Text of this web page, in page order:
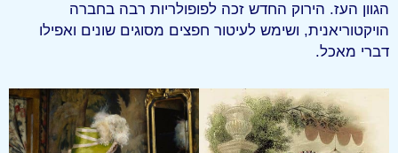
הגוון העז. הירוק החדש זכה לפופולריות רבה בחברה
הויקטוריאנית, ושימש לעיטור חפצים מסוגים שונים ואפילו
דברי מאכל.